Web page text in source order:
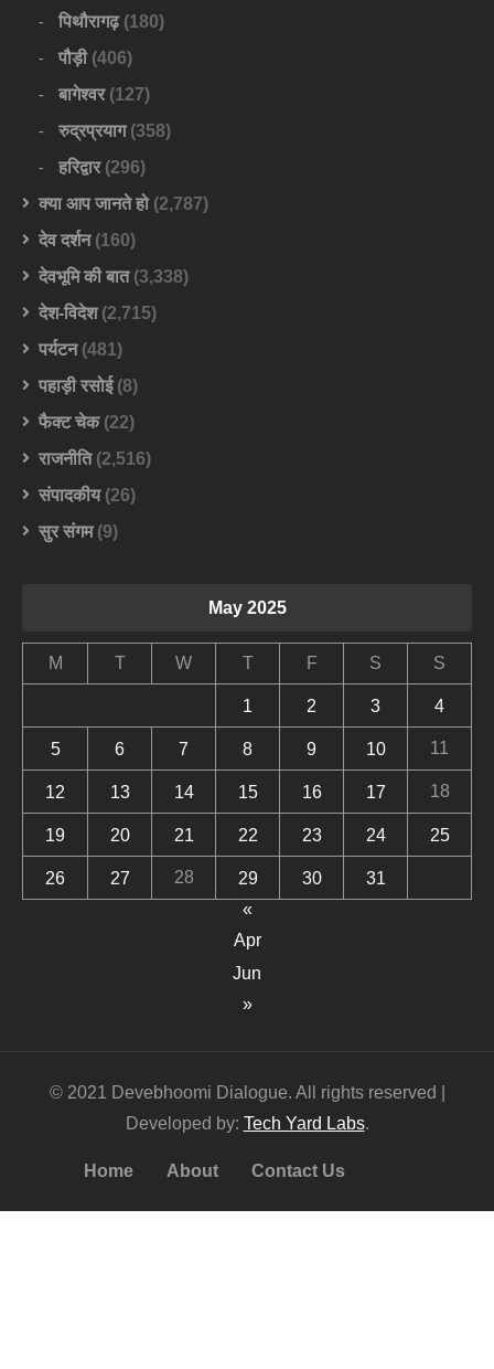
पिथौरागढ़(180)
पौड़ी(406)
बागेश्वर(127)
रुद्रप्रयाग(358)
हरिद्वार(296)
क्या आप जानते हो(2,787)
देव दर्शन(160)
देवभूमि की बात(3,338)
देश-विदेश(2,715)
पर्यटन(481)
पहाड़ी रसोई(8)
फैक्ट चेक(22)
राजनीति(2,516)
संपादकीय(26)
सुर संगम(9)
May 2025
M T W T F S S
1 2 3 4
5 6 7 8 9 10 11
12 13 14 15 16 17 18
19 20 21 22 23 24 25
26 27 28 29 30
31
«
Apr
Jun
»
© 2021 Devebhoomi Dialogue. All rights reserved |
Developed by: Tech Yard Labs.
Home About Contact Us